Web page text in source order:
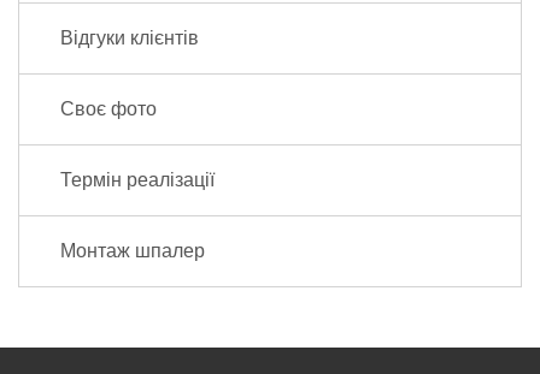
Відгуки клієнтів
Своє фото
Термін реалізації
Монтаж шпалер